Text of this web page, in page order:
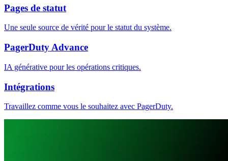
Pages de statut
Une seule source de vérité pour le statut du système.
PagerDuty Advance
IA générative pour les opérations critiques.
Intégrations
Travaillez comme vous le souhaitez avec PagerDuty.